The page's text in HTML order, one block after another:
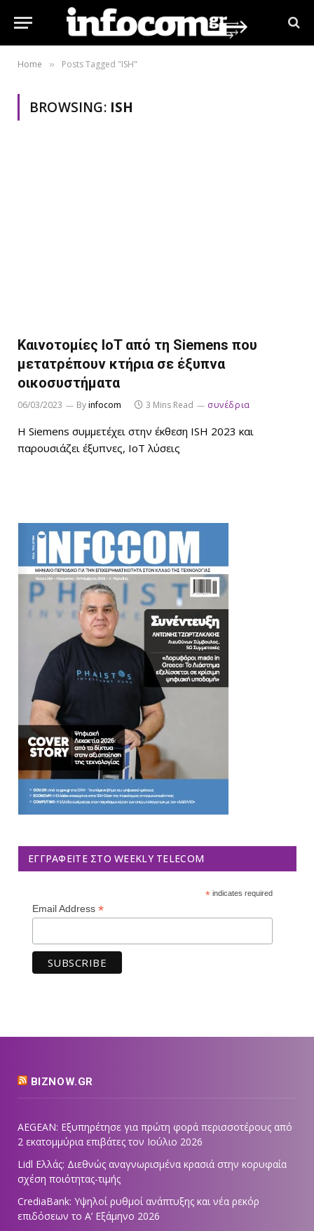
Home » Posts Tagged "ISH"
BROWSING: ISH
Καινοτομίες IoT από τη Siemens που
μετατρέπουν κτήρια σε έξυπνα
οικοσυστήματα
06/03/2023 Byinfocom 3 Mins Read συνέδρια
Η Siemens συμμετέχει στην έκθεση ISH 2023 και
παρουσιάζει έξυπνες, IoT λύσεις
ΕΓΓΡΑΦΕΊΤΕ ΣΤΟ WEEKLY TELECOM
*indicates required
Email Address *
BIZNOW.GR
AEGEAN: Εξυπηρέτησε για πρώτη φορά περισσοτέρους από
2 εκατομμύρια επιβάτες τον Ιούλιο 2026
Lidl Ελλάς: Διεθνώς αναγνωρισμένα κρασιά στην κορυφαία
σχέση ποιότητας-τιμής
CrediaBank: Υψηλοί ρυθμοί ανάπτυξης και νέα ρεκόρ
επιδόσεων το Α’ Εξάμηνο 2026